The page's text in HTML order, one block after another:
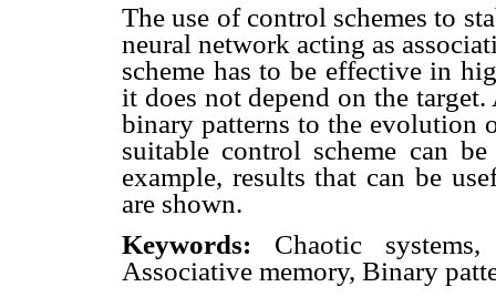
The use of control schemes to
neural network acting as
scheme has to be effective in
it does not depend on the
binary patterns to the evolution
suitable control scheme can
example, results that can be
are shown.
Keywords: Chaotic
Associative memory, Binary